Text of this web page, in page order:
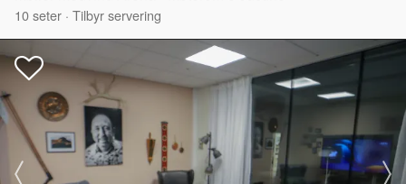
10seter · Tilbyr servering